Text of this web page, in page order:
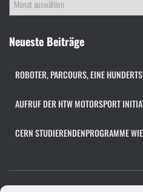
h
Neueste Beiträge
ROBOTER, PARCOURS, EINE
AUFRUF DER HTW MOTORSPORT
CERN STUDIERENDENPROGRAMME